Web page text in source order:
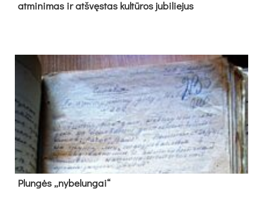
at­mi­ni­mas ir at­švęs­tas kul­tū­ros ju­bi­lie­jus
Plun­gės „ny­be­lun­gai“